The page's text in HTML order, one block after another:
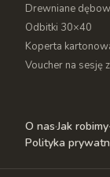
Drewniane
Odbitki 30×40
Koperta
Voucher na sesję
O nas·Jak robimy·
Polityka